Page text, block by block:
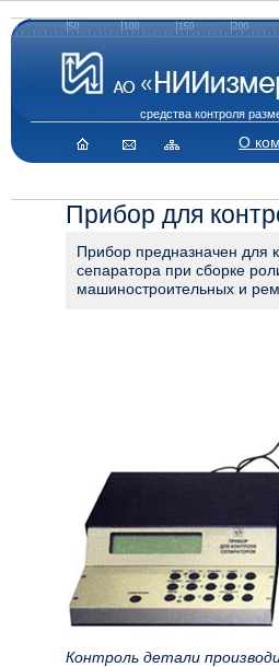
средства контроля
О
Прибор для
Прибор предназначен для
сепаратора при сборке
машиностроительных и
Контроль детали